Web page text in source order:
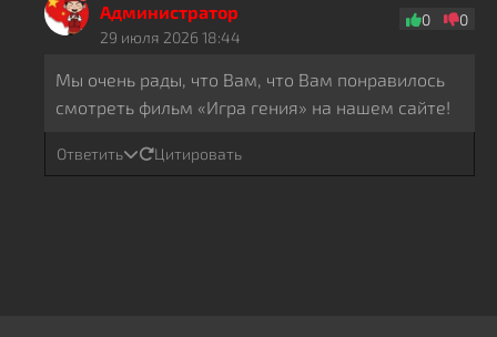
Администратор
29 июля 2026 18:44
0 0
Мы очень рады, что Вам, что Вам понравилось
смотреть фильм «Игра гения» на нашем сайте!
Ответить Цитировать